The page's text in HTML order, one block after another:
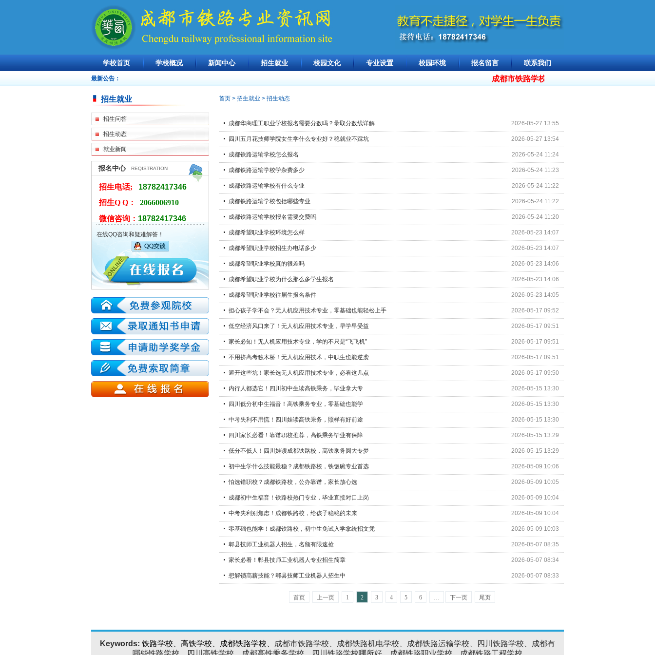
学校首页 学校概况 新闻中心 招生就业 校园文化 专业设置 校园环境 报名留言 联系我们
最新公告： 成都市铁路学校招生 18782417346，
招生就业
招生问答
招生动态
就业新闻
报名中心 REQISTRATION
招生电话; 18782417346
招生Q Q： 2066006910
微信咨询： 18782417346
在线QQ咨询和疑难解答！
首页 > 招生就业 > 招生动态
成都华商理工职业学校报名需要分数吗？录取分数线详解 2026-05-27 13:55
四川五月花技师学院女生学什么专业好？稳就业不踩坑 2026-05-27 13:54
成都铁路运输学校怎么报名 2026-05-24 11:24
成都铁路运输学校学杂费多少 2026-05-24 11:23
成都铁路运输学校有什么专业 2026-05-24 11:22
成都铁路运输学校包括哪些专业 2026-05-24 11:22
成都铁路运输学校报名需要交费吗 2026-05-24 11:20
成都希望职业学校环境怎么样 2026-05-23 14:07
成都希望职业学校招生办电话多少 2026-05-23 14:07
成都希望职业学校真的很差吗 2026-05-23 14:06
成都希望职业学校为什么那么多学生报名 2026-05-23 14:06
成都希望职业学校往届生报名条件 2026-05-23 14:05
担心孩子学不会？无人机应用技术专业，零基础也能轻松上手 2026-05-17 09:52
低空经济风口来了！无人机应用技术专业，早学早受益 2026-05-17 09:51
家长必知！无人机应用技术专业，学的不只是“飞飞机” 2026-05-17 09:51
不用挤高考独木桥！无人机应用技术，中职生也能逆袭 2026-05-17 09:51
避开这些坑！家长选无人机应用技术专业，必看这几点 2026-05-17 09:50
内行人都选它！四川初中生读高铁乘务，毕业拿大专 2026-05-15 13:30
四川低分初中生福音！高铁乘务专业，零基础也能学 2026-05-15 13:30
中考失利不用慌！四川娃读高铁乘务，照样有好前途 2026-05-15 13:30
四川家长必看！靠谱职校推荐，高铁乘务毕业有保障 2026-05-15 13:29
低分不低人！四川娃读成都铁路校，高铁乘务圆大专梦 2026-05-15 13:29
初中生学什么技能最稳？成都铁路校，铁饭碗专业首选 2026-05-09 10:06
怕选错职校？成都铁路校，公办靠谱，家长放心选 2026-05-09 10:05
成都初中生福音！铁路校热门专业，毕业直接对口上岗 2026-05-09 10:04
中考失利别焦虑！成都铁路校，给孩子稳稳的未来 2026-05-09 10:04
零基础也能学！成都铁路校，初中生免试入学拿统招文凭 2026-05-09 10:03
郫县技师工业机器人招生，名额有限速抢 2026-05-07 08:35
家长必看！郫县技师工业机器人专业招生简章 2026-05-07 08:34
想解锁高薪技能？郫县技师工业机器人招生中 2026-05-07 08:33
首页 上一页 1 2 3 4 5 6 … 下一页 尾页
Keywords: 铁路学校、高铁学校、成都铁路学校、
成都市铁路学校、成都铁路机电学校、成都铁路运输学校、四川铁路学校、成都有
哪些铁路学校、四川高铁学校、成都高铁乘务学校、四川铁路学校哪所好、成都铁路职业学校、成都铁路工程学校